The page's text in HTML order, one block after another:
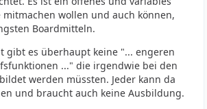
wollen und auch können,
Boardmitteln.
gibt es überhaupt keine "... engeren
..." die irgendwie bei den
werden müssten. Jeder kann da
und braucht auch keine Ausbildung.